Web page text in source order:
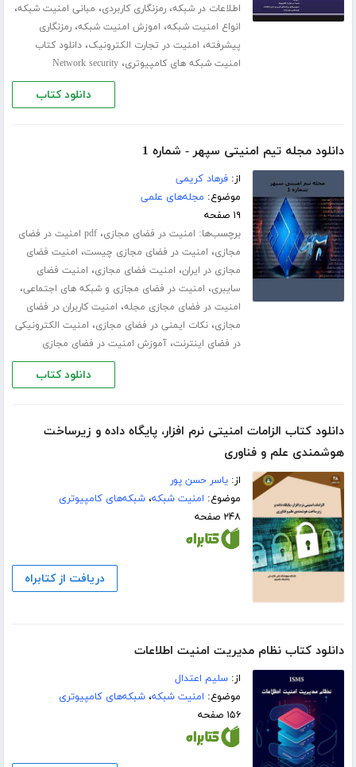
اطلاعات در شبکه،رمزنگاری کاربردی، مبانی امنیت شبکه،
انواع امنیت شبکه، اموزش امنیت شبکه،رمزنگاری
پیشرفته، امنیت در تجارت الکترونیک،دانلود کتاب
امنیت شبکه های کامپیوتری،Network security
دانلود کتاب
دانلود مجله تیم امنیتی سپهر - شماره 1
از:فرهاد کریمی
موضوع: مجله‌های علمی
۱۹ صفحه
برچسب‌ها: امنیت در فضای مجازی،
pdf امنیت در فضای
مجازی، امنیت در فضای مجازی چیست، امنیت فضای
مجازی در ایران، امنیت فضای مجازی، امنیت فضای
سایبری، امنیت در فضای مجازی و شبکه های اجتماعی،
امنیت در فضای مجازی مجله، امنیت کاربران در فضای
مجازی،نکات ایمنی در فضای مجازی، امنیت الکترونیکی
در فضای اینترنت،آموزش امنیت در فضای مجازی
دانلود کتاب
دانلود کتاب الزامات امنیتی نرم افزار، پایگاه داده و زیرساخت
هوشمندی علم و فناوری
از:یاسر حسن پور
موضوع: امنیت شبکه،شبکه‌های کامپیوتری
۲۴۸ صفحه
دریافت از کتابراه
دانلود کتاب نظام مدیریت امنیت اطلاعات
از:سلیم اعتدال
موضوع: امنیت شبکه،شبکه‌های کامپیوتری
۱۵۶ صفحه